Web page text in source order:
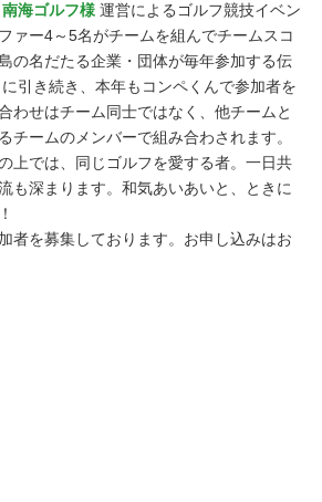
南海ゴルフ様 運営によるゴルフ競技イベン
ァー4～5名がチームを組んでチームスコ
の名だたる企業・団体が毎年参加する伝
に引き続き、本年もコンペくんで参加者を
わせはチーム同士ではなく、他チームと
チームのメンバーで組み合わされます。
上では、同じゴルフを愛する者。一日共
も深まります。和気あいあいと、ときに
者を募集しております。お申し込みはお